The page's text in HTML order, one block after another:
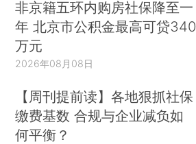
非京籍五环内购房社保降至一
年 北京市公积金最高可贷340
万元
2026年08月08日
【周刊提前读】各地狠抓社保
缴费基数 合规与企业减负如
何平衡？